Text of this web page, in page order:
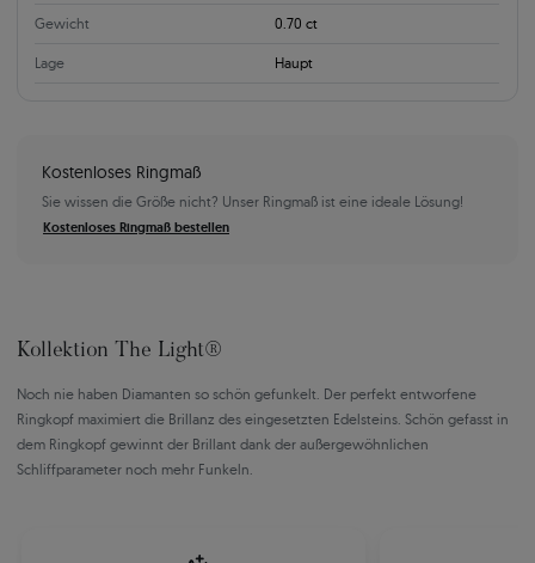
Gewicht 0.70 ct
Lage Haupt
Kostenloses Ringmaß
Sie wissen die Größe nicht? Unser Ringmaß ist eine ideale Lösung!
Kostenloses Ringmaß bestellen
Kollektion The Light®
Noch nie haben Diamanten so schön gefunkelt. Der perfekt entworfene
Ringkopf maximiert die Brillanz des eingesetzten Edelsteins. Schön gefasst in
dem Ringkopf gewinnt der Brillant dank der außergewöhnlichen
Schliffparameter noch mehr Funkeln.